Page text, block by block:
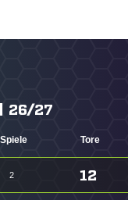
| 26/27
Spiele Tore
2 12